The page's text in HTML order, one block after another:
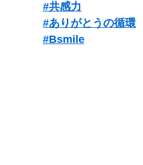
#共感力
#ありがとうの循環
#Bsmile